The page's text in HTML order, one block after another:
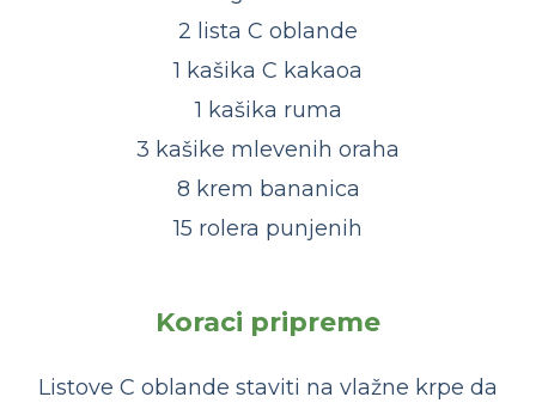
2 lista C oblande
1 kašika C kakaoa
1 kašika ruma
3 kašike mlevenih oraha
8 krem bananica
15 rolera punjenih
Koraci pripreme
Listove C oblande staviti na vlažne krpe da